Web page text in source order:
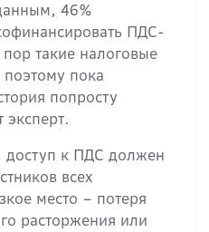
46%
ПДС-
такие налоговые
пока
попросту
эксперт.
доступ к ПДС должен
всех
место – потеря
расторжения или